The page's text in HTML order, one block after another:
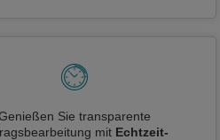
Sie transparente
mit Echtzeit-